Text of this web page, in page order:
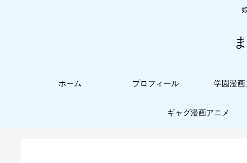
ホーム プロフィール 学園漫画
ギャグ漫画アニメ